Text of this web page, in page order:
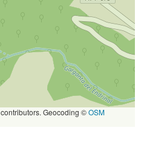
contributors. Geocoding ©OSM